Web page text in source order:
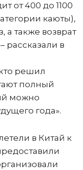
от 400 до 1100
каюты),
а также возврат
рассказали в
решил
полный
можно
года».
в Китай к